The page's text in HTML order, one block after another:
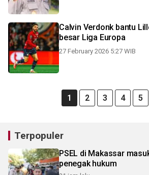
Calvin Verdonk bantu
besar Liga Europa
27 February 2026 5:27 WIB
1 2 3 4 5
Terpopuler
PSEL di Makassar
penegak hukum